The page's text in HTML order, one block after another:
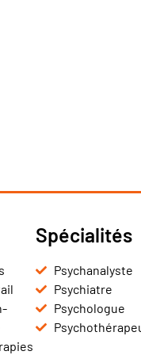
Spécialités
Psychanalyste
Psychiatre
Psychologue